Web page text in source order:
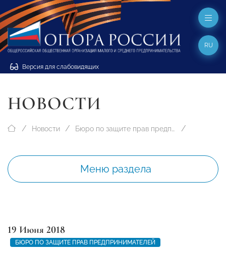
Версия для слабовидящих
RU
НОВОСТИ
Новости Бюро по защите прав предпринимателей
Меню раздела
19 Июня 2018
БЮРО ПО ЗАЩИТЕ ПРАВ ПРЕДПРИНИМАТЕЛЕЙ